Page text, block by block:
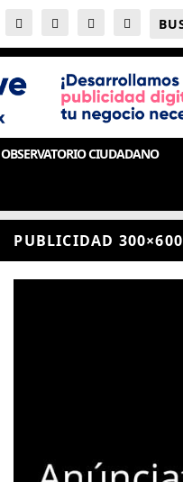
OBSERVATORIO CIUDADANO
PUBLICIDAD 300×600